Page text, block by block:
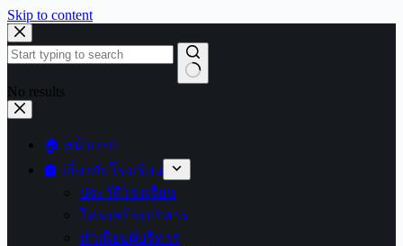
Skip to content
No results
🏠 หน้าแรก
🏫 เกี่ยวกับโรงเรียน
ประวัติโรงเรียน
โครงสร้างบริหาร
ทำเนียบผู้บริหาร